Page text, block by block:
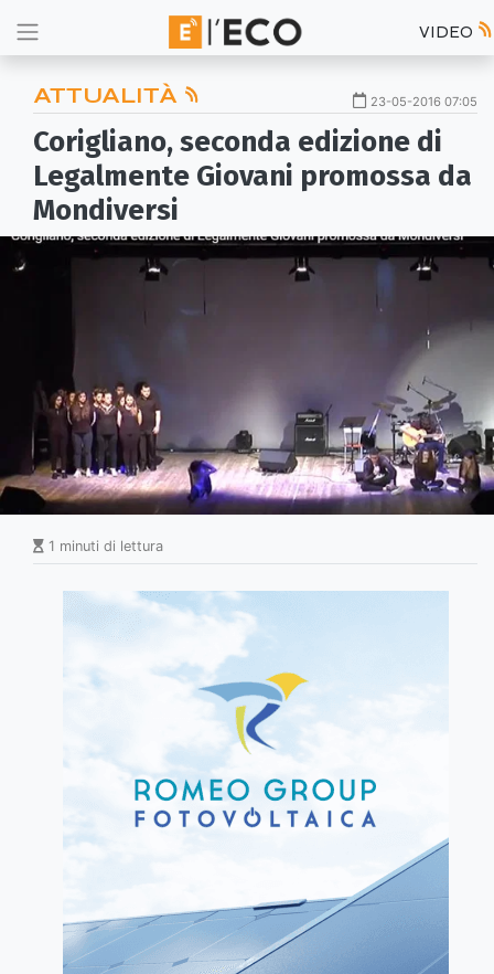
VIDEO
ATTUALITÀ 23-05-2016 07:05
Corigliano, seconda edizione di
Legalmente Giovani promossa da
Mondiversi
1 minuti di lettura